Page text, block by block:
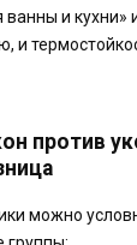
и кухни»
и
против
можно